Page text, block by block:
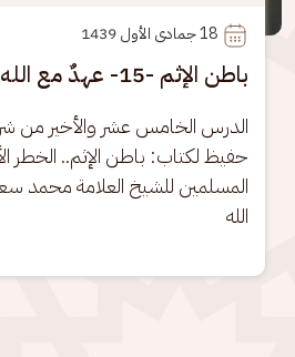
18
باطن الإثم -15- عهدٌ مع الله ينبغي أن نلتزم به
الدرس الخامس عشر والأخير من
حفيظ لكتاب: باطن الإثم.. الخطر
المسلمين للشيخ العلامة محمد
الله